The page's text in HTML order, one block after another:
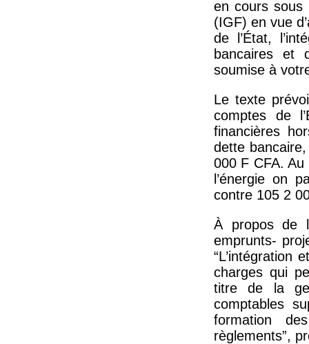
en cours sous
(IGF) en vue
de l’État,
bancaires et
soumise à
Le texte
comptes de
financières
dette
000 F CFA.
l’énergie on
contre 105 2
À propos de
emprunts-
“L’intégration
charges qui
titre de la
comptables
formation
règlements”,